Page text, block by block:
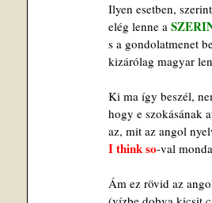
Ilyen esetben,
elég lenne a
s a gondolatmenet
kizárólag magyar
Ki ma így beszél,
hogy e szokásának
az, mit az angol
I think so-val
Ám ez rövid az